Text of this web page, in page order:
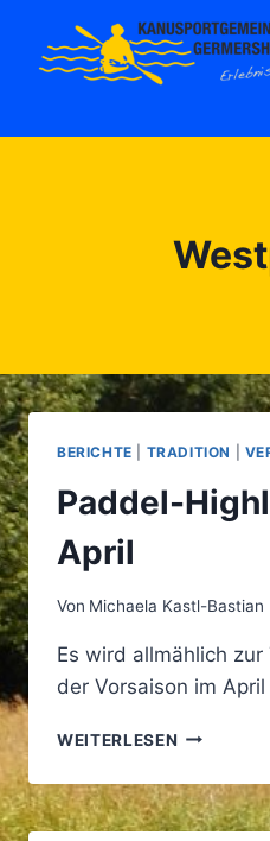
Inhalt
springen
BERICHTE TRADITION
Paddel-
April
Von Michaela Kastl-Bastian
Es wird allmählich
der Vorsaison im April
WEITERLESEN PADDEL-
IM
APRIL